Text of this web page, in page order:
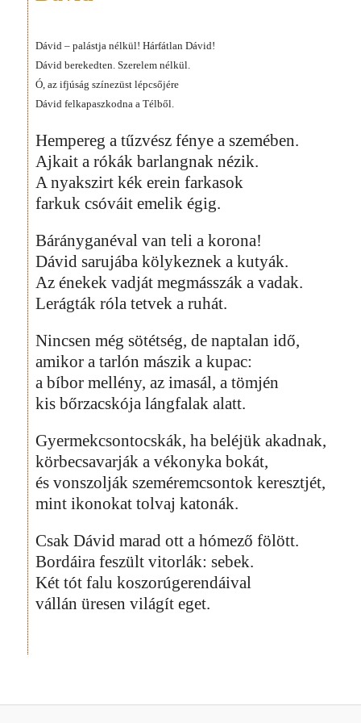
Dávid – palástja nélkül! Hárfátlan Dávid!
Dávid berekedten. Szerelem nélkül.
Ó, az ifjúság színezüst lépcsőjére
Dávid felkapaszkodna a Télből.
Hempereg a tűzvész fénye a szemében.
Ajkait a rókák barlangnak nézik.
A nyakszirt kék erein farkasok
farkuk csóváit emelik égig.
Bárányganéval van teli a korona!
Dávid sarujába kölykeznek a kutyák.
Az énekek vadját megmásszák a vadak.
Lerágták róla tetvek a ruhát.
Nincsen még sötétség, de naptalan idő,
amikor a tarlón mászik a kupac:
a bíbor mellény, az imasál, a tömjén
kis bőrzacskója lángfalak alatt.
Gyermekcsontocskák, ha beléjük akadnak,
körbecsavarják a vékonyka bokát,
és vonszolják szeméremcsontok keresztjét,
mint ikonokat tolvaj katonák.
Csak Dávid marad ott a hómező fölött.
Bordáira feszült vitorlák: sebek.
Két tót falu koszorúgerendáival
vállán üresen világít eget.